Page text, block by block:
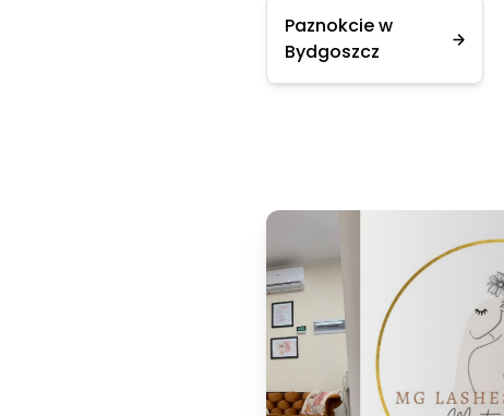
Paznokcie w
Bydgoszcz